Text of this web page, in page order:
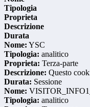
Tipologia
Proprieta
Descrizione
Durata
Nome: YSC
Tipologia: analitico
Proprieta: Terza-parte
Descrizione: Questo
Durata: Sessione
Nome:
Tipologia: analitico